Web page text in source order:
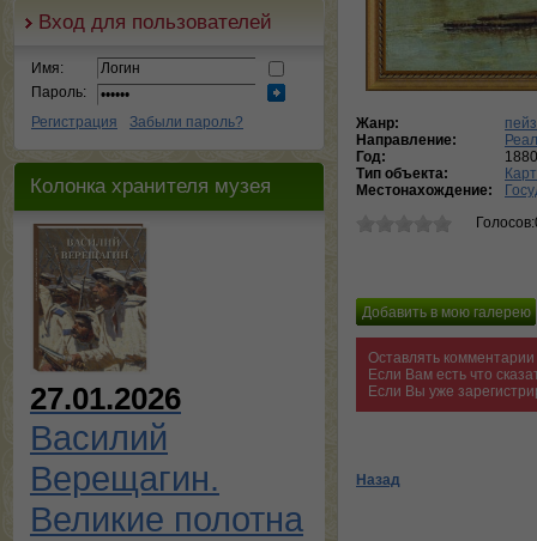
Вход для пользователей
Имя:
Пароль:
Регистрация
Забыли пароль?
Колонка хранителя музея
27.01.2026
Василий
Верещагин.
Великие полотна
Жанр:
Направление:
Год:
Тип объекта:
Местонахождение:
Оставлять
Если Вам есть что
Если Вы уже
Назад